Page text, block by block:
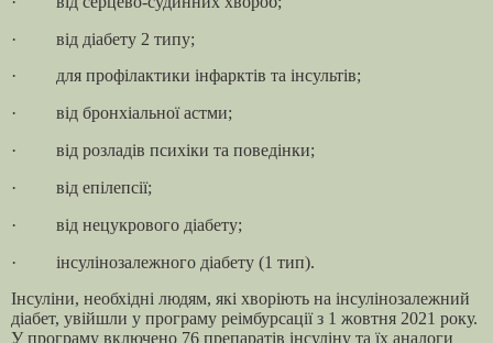
· від діабету 2 типу;
· для профілактики інфарктів та інсультів;
· від бронхіальної астми;
· від розладів психіки та поведінки;
· від епілепсії;
· від нецукрового діабету;
· інсулінозалежного діабету (1 тип).
Інсуліни, необхідні людям, які хворіють на інсулінозалежний
діабет, увійшли у програму реімбурсації з 1 жовтня 2021 року.
У програму включено 76 препаратів інсуліну та їх аналоги